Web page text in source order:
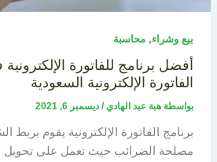
بيع وشراء, محاسبة
أفضل برنامج للفاتورة
الفاتورة الإلكترونية السعودية
بواسطة هبة عبد الهادي/ ديسمبر 6, 2021
برنامج الفاتورة الإلكترونية يقوم
مصلحة الضرائب حيث تعمل على تحويل